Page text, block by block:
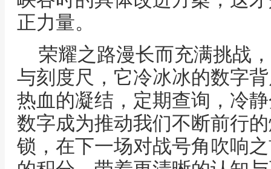
正力量。
荣耀之路漫长而充满挑战
与刻度尺，它冷冰冰的数字
热血的凝结，定期查询，冷
数字成为推动我们不断前行
锁，在下一场对战号角吹响